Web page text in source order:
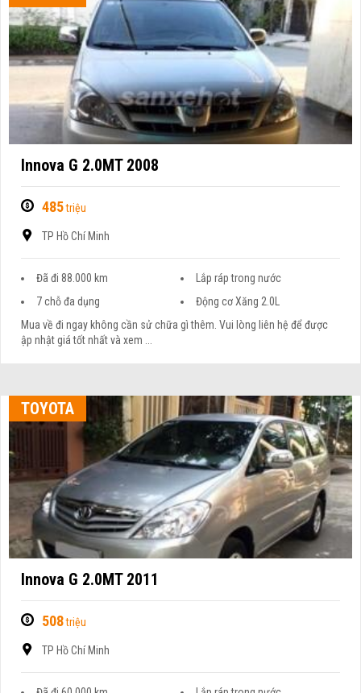
Innova G 2.0MT 2008
485triệu
TP Hồ Chí Minh
Đã đi 88.000 km
Lắp ráp trong nước
7 chỗ đa dụng
Động cơ Xăng 2.0L
Mua về đi ngay không cần sử chữa gì thêm. Vui lòng liên hệ để được
ập nhật giá tốt nhất và xem ...
TOYOTA
Innova G 2.0MT 2011
508triệu
TP Hồ Chí Minh